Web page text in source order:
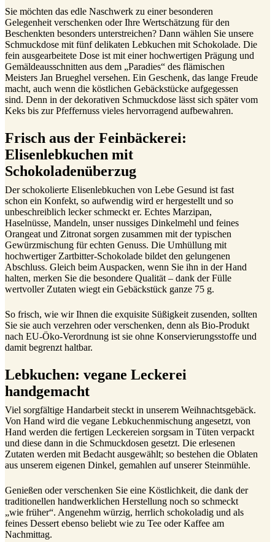
Sie möchten das edle Naschwerk zu einer besonderen
Gelegenheit verschenken oder Ihre Wertschätzung für den
Beschenkten besonders unterstreichen? Dann wählen Sie unsere
Schmuckdose mit fünf delikaten Lebkuchen mit Schokolade. Die
fein ausgearbeitete Dose ist mit einer hochwertigen Prägung und
Gemäldeausschnitten aus dem „Paradies“ des flämischen
Meisters Jan Brueghel versehen. Ein Geschenk, das lange Freude
macht, auch wenn die köstlichen Gebäckstücke aufgegessen
sind. Denn in der dekorativen Schmuckdose lässt sich später vom
Keks bis zur Pfeffernuss vieles hervorragend aufbewahren.
Frisch aus der Feinbäckerei:
Elisenlebkuchen mit
Schokoladenüberzug
Der schokolierte Elisenlebkuchen von Lebe Gesund ist fast
schon ein Konfekt, so aufwendig wird er hergestellt und so
unbeschreiblich lecker schmeckt er. Echtes Marzipan,
Haselnüsse, Mandeln, unser nussiges Dinkelmehl und feines
Orangeat und Zitronat sorgen zusammen mit der typischen
Gewürzmischung für echten Genuss. Die Umhüllung mit
hochwertiger Zartbitter-Schokolade bildet den gelungenen
Abschluss. Gleich beim Auspacken, wenn Sie ihn in der Hand
halten, merken Sie die besondere Qualität – dank der Fülle
wertvoller Zutaten wiegt ein Gebäckstück ganze 75 g.
So frisch, wie wir Ihnen die exquisite Süßigkeit zusenden, sollten
Sie sie auch verzehren oder verschenken, denn als Bio-Produkt
nach EU-Öko-Verordnung ist sie ohne Konservierungsstoffe und
damit begrenzt haltbar.
Lebkuchen: vegane Leckerei
handgemacht
Viel sorgfältige Handarbeit steckt in unserem Weihnachtsgebäck.
Von Hand wird die vegane Lebkuchenmischung angesetzt, von
Hand werden die fertigen Leckereien sorgsam in Tüten verpackt
und diese dann in die Schmuckdosen gesetzt. Die erlesenen
Zutaten werden mit Bedacht ausgewählt; so bestehen die Oblaten
aus unserem eigenen Dinkel, gemahlen auf unserer Steinmühle.
Genießen oder verschenken Sie eine Köstlichkeit, die dank der
traditionellen handwerklichen Herstellung noch so schmeckt
„wie früher“. Angenehm würzig, herrlich schokoladig und als
feines Dessert ebenso beliebt wie zu Tee oder Kaffee am
Nachmittag.